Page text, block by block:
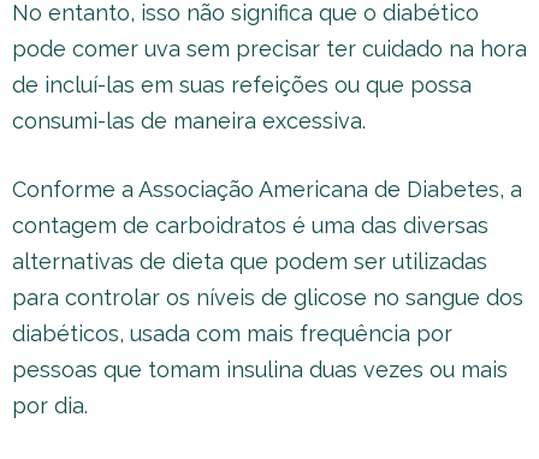
No entanto, isso não significa que o diabético
pode comer uva sem precisar ter cuidado na hora
de incluí-las em suas refeições ou que possa
consumi-las de maneira excessiva.
Conforme a Associação Americana de Diabetes, a
contagem de carboidratos é uma das diversas
alternativas de dieta que podem ser utilizadas
para controlar os níveis de glicose no sangue dos
diabéticos, usada com mais frequência por
pessoas que tomam insulina duas vezes ou mais
por dia.